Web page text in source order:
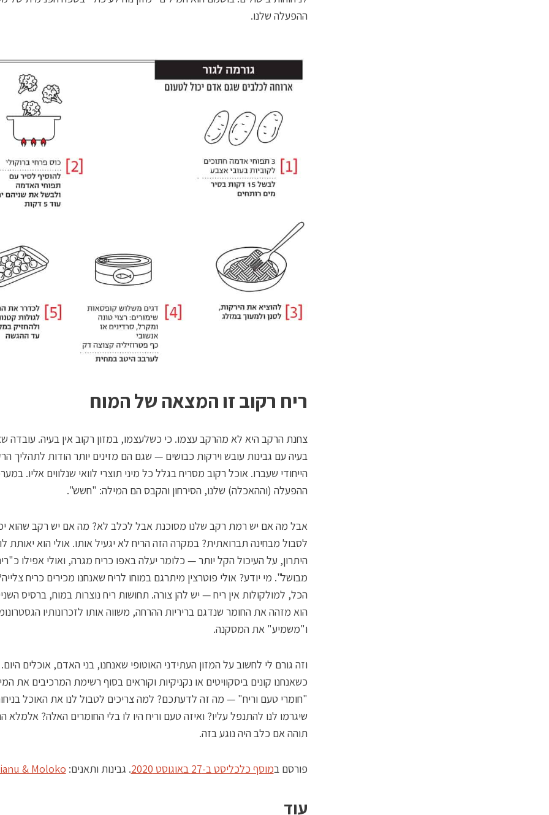
ההפעלה שלנו.
ריח רקוב זו המצאה של המוח
צחנת הרקב היא לא מהרקב עצמו. כי כשלעצמו, במזון רקוב אין בעיה. עובדה
בעיה עם גבינות עובש וירקות כבושים — שגם הם מזינים יותר הודות לתהליך
הייחודי שעברו. אוכל רקוב מסריח בגלל כל מיני תוצרי לוואי שנלווים אליו.
ההפעלה (וההאכלה) שלנו, הסירחון והקבס הם המילה: "חשש".
אבל מה אם יש רמת רקב שלנו מסוכנת אבל לכלב לא? מה אם יש רקב שהוא
לסבול מבחינה תברואתית? במקרה הזה הריח לא יגעיל אותו. אולי הוא יאותת
היתרון, על העיכול הקל יותר — כלומר יעלה באפו כריח מגרה, ואולי אפילו
מבושל". מי יודע? אולי פוטרצין מיתרגם במוחו לריח שאנחנו מכירים כריח
הכל, למולקולות אין ריח — יש להן צורה. תחושות ריח נוצרות במוח, ברסיס
הוא מזהה את החומר שנדגם בריריות ההרחה, משווה אותו לזכרונותיו
ו"משמיע" את המסקנה.
וזה גורם לי לחשוב על המזון העתידני האוטופי שאנחנו, בני האדם, אוכלים היום.
כשאנחנו קונים ביסקוויטים או נקניקיות וקוראים בסוף רשימת המרכיבים את
"חומרי טעם וריח" — מה זה לדעתכם? למה צריכים לטבול לנו את האוכל
שיגרמו לנו להתנפל עליו? ואיזה טעם וריח היו לו בלי החומרים האלה? אלמלא
תוהה אם כלב היה נוגע בזה.
פורסם במוסף כלכליסט ב-27 באוגוסט 2020 . גבינות ותאנים: & Moloko
עוד